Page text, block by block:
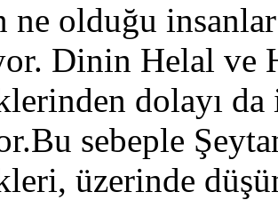
ne olduğu
Dinin Helal ve
dolayı
sebeple
üzerinde